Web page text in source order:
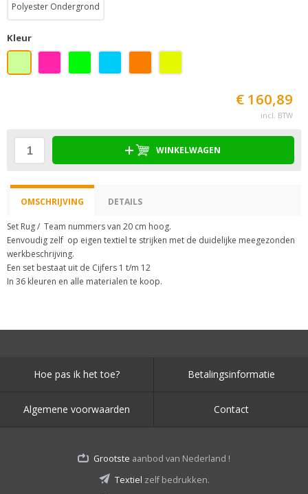
Polyester Ondergrond
Kleur
€ 160,89
incl. BTW
WINKELWAGEN
OMSCHRIJVING DETAILS
Set Rug / Team nummers van 20 cm hoog.
Eenvoudig zelf op eigen textiel te strijken met de duidelijke meegezonden
werkbeschrijving.
Een set bestaat uit de Cijfers 1 t/m 12
In 36 kleuren en alle materialen te koop.
Hoe pas ik het toe? Betalingsinformatie
Algemene voorwaarden Contact
Grootste aanbod van Nederland !
Textiel zelf bedrukken.